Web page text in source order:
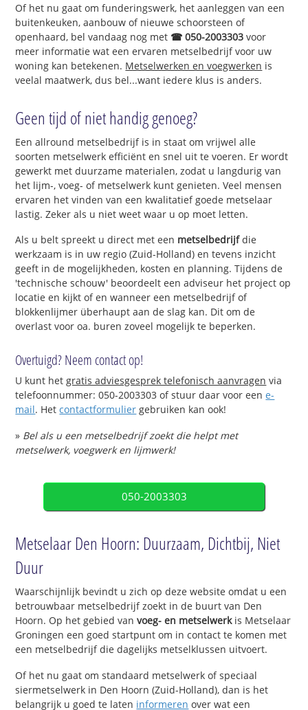
Of het nu gaat om funderingswerk, het aanleggen van een
buitenkeuken, aanbouw of nieuwe schoorsteen of
openhaard, bel vandaag nog met ☎ 050-2003303 voor
meer informatie wat een ervaren metselbedrijf voor uw
woning kan betekenen. Metselwerken en voegwerken is
veelal maatwerk, dus bel...want iedere klus is anders.
Geen tijd of niet handig genoeg?
Een allround metselbedrijf is in staat om vrijwel alle
soorten metselwerk efficiënt en snel uit te voeren. Er wordt
gewerkt met duurzame materialen, zodat u langdurig van
het lijm-, voeg- of metselwerk kunt genieten. Veel mensen
ervaren het vinden van een kwalitatief goede metselaar
lastig. Zeker als u niet weet waar u op moet letten.
Als u belt spreekt u direct met een metselbedrijfdie
werkzaam is in uw regio (Zuid-Holland) en tevens inzicht
geeft in de mogelijkheden, kosten en planning. Tijdens de
'technische schouw' beoordeelt een adviseur het project op
locatie en kijkt of en wanneer een metselbedrijf of
blokkenlijmer überhaupt aan de slag kan. Dit om de
overlast voor oa. buren zoveel mogelijk te beperken.
Overtuigd? Neem contact op!
U kunt hetgratis adviesgesprek telefonisch aanvragen via
telefoonnummer: 050-2003303 of stuur daar voor eene-
mail. Hetcontactformulier gebruiken kan ook!
» Bel als u een metselbedrijf zoekt die helpt met
metselwerk, voegwerk en lijmwerk!
050-2003303
Metselaar Den Hoorn: Duurzaam, Dichtbij, Niet
Duur
Waarschijnlijk bevindt u zich op deze website omdat u een
betrouwbaar metselbedrijf zoekt in de buurt van Den
Hoorn. Op het gebied van voeg- en metselwerkis Metselaar
Groningen een goed startpunt om in contact te komen met
een metselbedrijf die dagelijks metselklussen uitvoert.
Of het nu gaat om standaard metselwerk of speciaal
siermetselwerk in Den Hoorn (Zuid-Holland), dan is het
belangrijk u goed te laten informeren over wat een